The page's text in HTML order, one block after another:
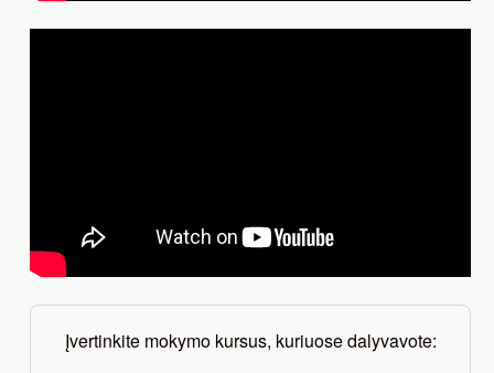
Įvertinkite mokymo kursus, kuriuose dalyvavote: